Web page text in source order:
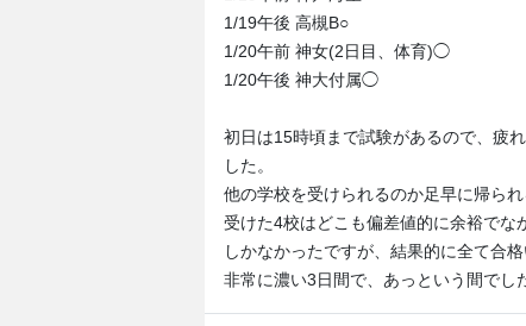
1/19午後 高槻B○
1/20午前 神女(2日目、体育)◯
1/20午後 神大付属◯
初日は15時頃まで試験があるので、疲
した。
他の学校を受けられるのか足早に帰ら
受けた4校はどこも偏差値的に余裕で
しかなかったですが、結果的に全て合格
非常に濃い3日間で、あっという間でし